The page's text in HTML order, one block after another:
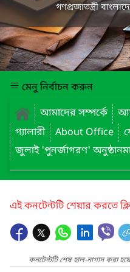
গণপ্রজাতন্ত্রী
মেনু নির্বাচন করুন
আমাদের সম্পর্কে
গ্যালারী
About Office
জুলাই 'পুনর্জাগরণ'
এই কনটেন্টটি শেয়ার করতে
কনটেন্টটি শেষ হাল-নাগাদ করা